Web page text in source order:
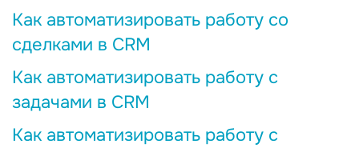
Как автоматизировать работу со
сделками в CRM
Как автоматизировать работу с
задачами в CRM
Как автоматизировать работу с